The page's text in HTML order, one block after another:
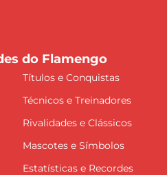
do Flamengo
Títulos e Conquistas
Técnicos e Treinadores
Rivalidades e Clássicos
Mascotes e Símbolos
Estatísticas e Recordes